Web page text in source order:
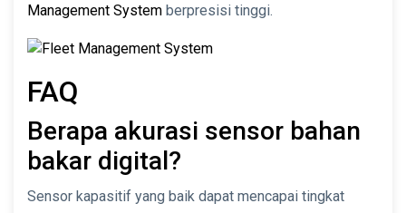
Management System berpresisi tinggi.
FAQ
Berapa akurasi sensor bahan
bakar digital?
Sensor kapasitif yang baik dapat mencapai tingkat